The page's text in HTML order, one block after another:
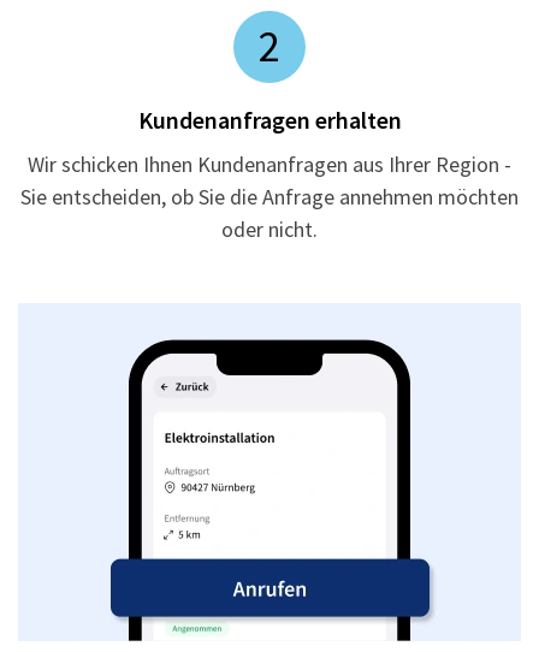
2
Kundenanfragen erhalten
Wir schicken Ihnen Kundenanfragen aus Ihrer Region -
Sie entscheiden, ob Sie die Anfrage annehmen möchten
oder nicht.